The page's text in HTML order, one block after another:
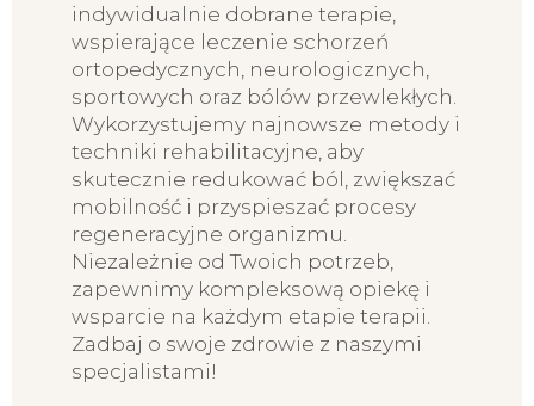
indywidualnie dobrane terapie,
wspierające leczenie schorzeń
ortopedycznych, neurologicznych,
sportowych oraz bólów przewlekłych.
Wykorzystujemy najnowsze metody i
techniki rehabilitacyjne, aby
skutecznie redukować ból, zwiększać
mobilność i przyspieszać procesy
regeneracyjne organizmu.
Niezależnie od Twoich potrzeb,
zapewnimy kompleksową opiekę i
wsparcie na każdym etapie terapii.
Zadbaj o swoje zdrowie z naszymi
specjalistami!